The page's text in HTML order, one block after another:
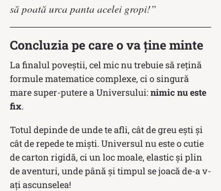
să poată urca panta acelei gropi!”
Concluzia pe care o va ține minte
La finalul poveștii, cel mic nu trebuie să rețină
formule matematice complexe, ci o singură
mare super-putere a Universului: nimic nu este
fix.
Totul depinde de unde te afli, cât de greu ești și
cât de repede te miști. Universul nu este o cutie
de carton rigidă, ci un loc moale, elastic și plin
de aventuri, unde până și timpul se joacă de-a v-
ați ascunselea!